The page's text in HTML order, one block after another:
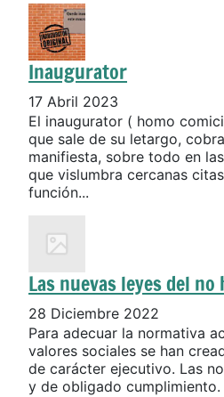
Inaugurator
17 Abril 2023
El inaugurator ( homo
que sale de su letargo,
manifiesta, sobre todo en
que vislumbra cercanas
función...
Las nuevas leyes del
28 Diciembre 2022
Para adecuar la normativa
valores sociales se han
de carácter ejecutivo. Las
y de obligado cumplimiento.